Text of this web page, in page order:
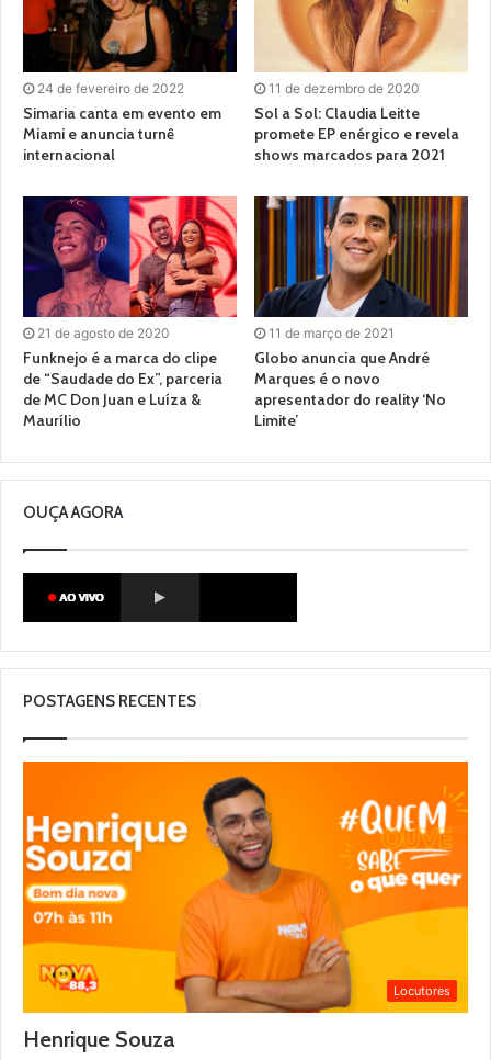
24 de fevereiro de 2022
Simaria canta em evento em
Miami e anuncia turnê
internacional
11 de dezembro de 2020
Sol a Sol: Claudia Leitte
promete EP enérgico e revela
shows marcados para 2021
21 de agosto de 2020
Funknejo é a marca do clipe
de “Saudade do Ex”, parceria
de MC Don Juan e Luíza &
Maurílio
11 de março de 2021
Globo anuncia que André
Marques é o novo
apresentador do reality ‘No
Limite’
OUÇA AGORA
POSTAGENS RECENTES
Locutores
Henrique Souza